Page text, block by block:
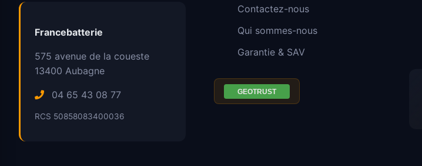
Francebatterie
575 avenue de la coueste
13400 Aubagne
04 65 43 08 77
RCS 50858083400036
Contactez-nous
Qui sommes-nous
Garantie & SAV